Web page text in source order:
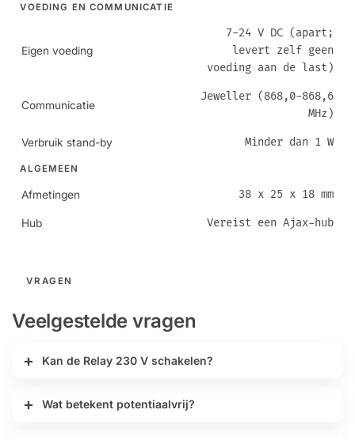
VOEDING EN COMMUNICATIE
Eigen voeding
7-24 V DC (apart;
levert zelf geen
voeding aan de last)
Communicatie
Jeweller (868,0-868,6
MHz)
Verbruik stand-by Minder dan 1 W
ALGEMEEN
Afmetingen 38 x 25 x 18 mm
Hub Vereist een Ajax-hub
VRAGEN
Veelgestelde vragen
Kan de Relay 230 V schakelen?
Wat betekent potentiaalvrij?